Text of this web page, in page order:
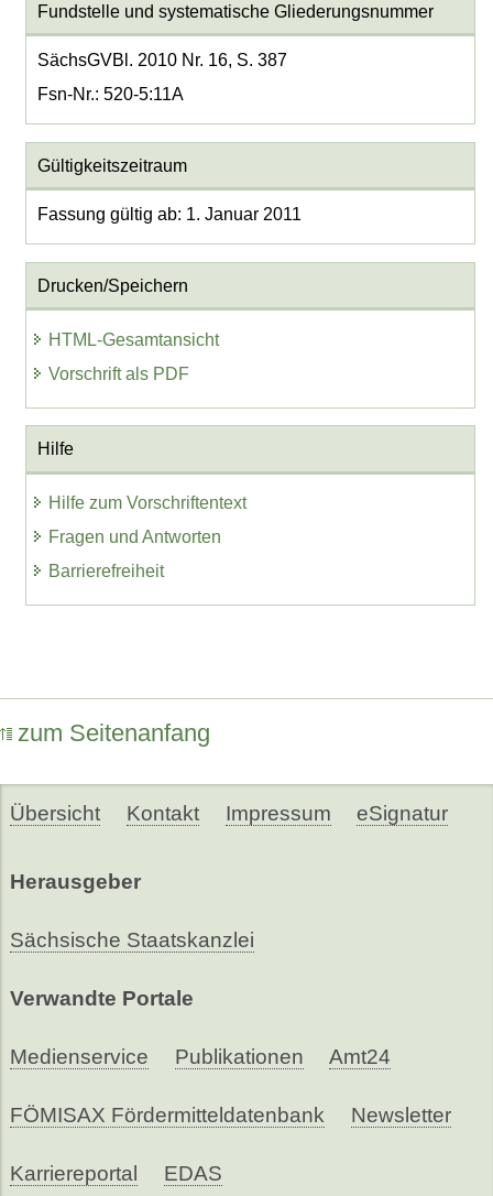
Fundstelle und systematische Gliederungsnummer
SächsGVBl. 2010 Nr. 16, S. 387
Fsn-Nr.: 520-5:11A
Gültigkeitszeitraum
Fassung gültig ab: 1. Januar 2011
Drucken/Speichern
HTML-Gesamtansicht
Vorschrift als PDF
Hilfe
Hilfe zum Vorschriftentext
Fragen und Antworten
Barrierefreiheit
zum Seitenanfang
Übersicht Kontakt Impressum eSignatur
Herausgeber
Sächsische Staatskanzlei
Verwandte Portale
Medienservice Publikationen Amt24
FÖMISAX Fördermitteldatenbank Newsletter
Karriereportal EDAS